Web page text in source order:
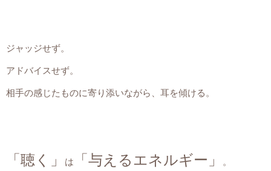
ジャッジせず。
アドバイスせず。
相手の感じたものに寄り添いながら、耳を傾ける。
「聴く」 は 「与えるエネルギー」 。